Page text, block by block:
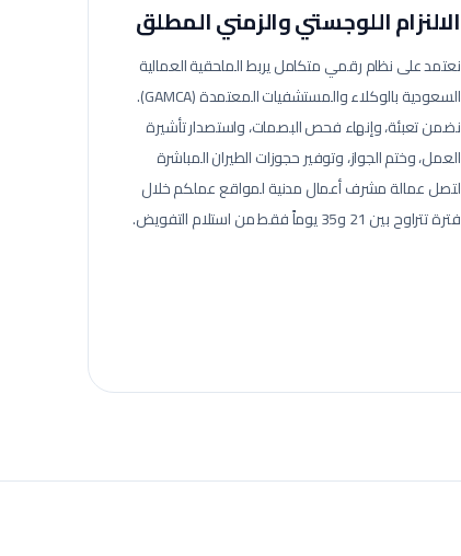
الالنزام اللوجستي والزمني المطلق
نعتمد على نظام رقمي متكامل يربط الملحقية العمالية
السعودية بالوكلاء والمستشفيات المعتمدة (GAMCA).
نضمن تعبئة، وإنهاء فحص البصمات، واستصدار تأشيرة
العمل، وختم الجواز، وتوفير حجوزات الطيران المباشرة
لتصل عمالةمشرف أعمال مدنيةلمواقع عملكم خلال
فترة تتراوح بين 21 و35 يوماً فقط من استلام التفويض.